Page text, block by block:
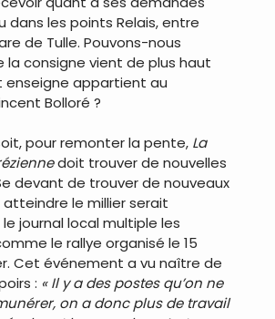
dans les points Relais, entre
de Tulle. Pouvons-nous
la consigne vient de plus haut
enseigne appartient au
Bolloré ?
pour remonter la pente, La
doit trouver de nouvelles
devant de trouver de nouveaux
atteindre le millier serait
journal local multiple les
le rallye organisé le 15
Cet événement a vu naître de
: « Il y a des postes qu’on ne
on a donc plus de travail